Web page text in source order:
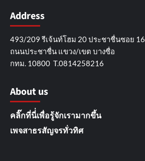
Address
493/209 รีเจ้นท์โฮม 20 ประชาชื่นซอย 16
ถนนประชาชื่น แขวง/เขต บางซื่อ
กทม. 10800 T.0814258216
About us
คลิ๊กที่นี่่เพื่อรู้จักเรามากขึ้น
เพจสาธรสัญจรทั่วทิศ